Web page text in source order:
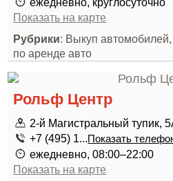
Показать на карте
Рубрики: Выкуп
по аренде авто
Рольф Центр
2-й Магистральный тупик,
+7 (495) 1...Показать
ежедневно, 08:00–22:00
Показать на карте